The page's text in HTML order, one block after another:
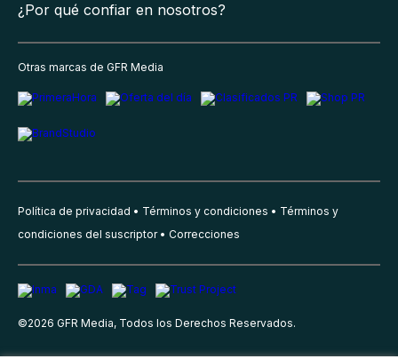
¿Por qué confiar en nosotros?
Otras marcas de GFR Media
Política de privacidad Términos y condiciones
Términos y
condiciones del suscriptor
Correcciones
©2026 GFR Media, Todos los Derechos Reservados.